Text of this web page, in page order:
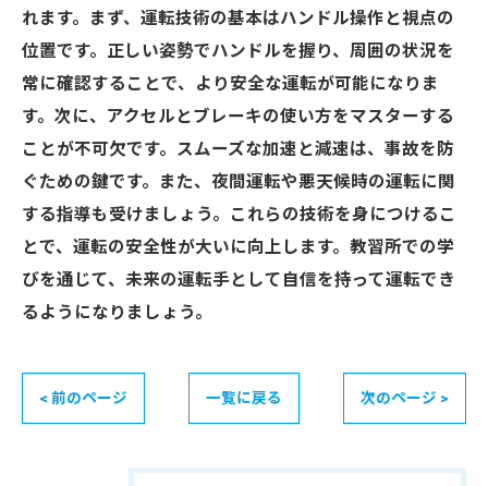
れます。まず、運転技術の基本はハンドル操作と視点の
位置です。正しい姿勢でハンドルを握り、周囲の状況を
常に確認することで、より安全な運転が可能になりま
す。次に、アクセルとブレーキの使い方をマスターする
ことが不可欠です。スムーズな加速と減速は、事故を防
ぐための鍵です。また、夜間運転や悪天候時の運転に関
する指導も受けましょう。これらの技術を身につけるこ
とで、運転の安全性が大いに向上します。教習所での学
びを通じて、未来の運転手として自信を持って運転でき
るようになりましょう。
< 前のページ 一覧に戻る 次のページ >